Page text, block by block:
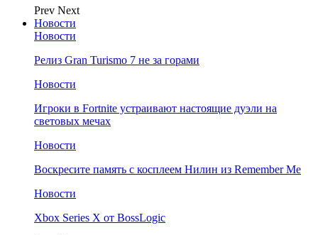
Prev Next
Новости
Новости
Релиз Gran Turismo 7 не за горами
Новости
Игроки в Fortnite устраивают настоящие дуэли на
световых мечах
Новости
Воскресите память с косплеем Нилин из Remember Me
Новости
Xbox Series X от BossLogic